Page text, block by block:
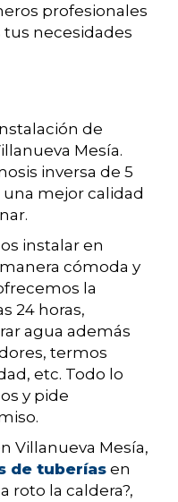
profesionales
necesidades
de
Mesía.
inversa de 5
mejor calidad
instalar en
cómoda y
la
24 horas,
agua además
termos
etc. Todo lo
y pide
Villanueva Mesía,
de tuberíasen
roto la caldera?,